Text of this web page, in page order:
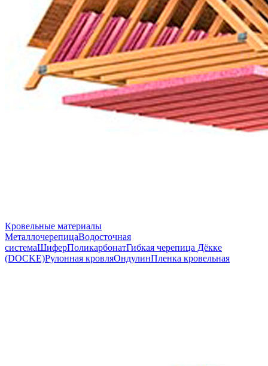
Кровельные материалы
МеталлочерепицаВодосточная
системаШиферПоликарбонатГибкая черепица Дёкке
(DOCKE)Рулонная кровляОндулинПленка кровельная